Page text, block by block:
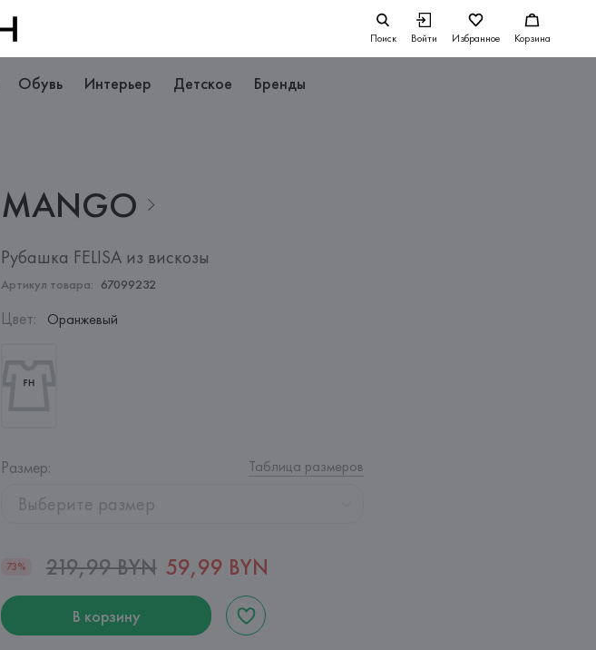
Поиск Войти Избранное Корзина
Обувь Интерьер Детское Бренды
MANGO
Рубашка FELISA из вискозы
Артикул товара: 67099232
Цвет: Оранжевый
Размер: Таблица размеров
Выберите размер
73% 219,99 BYN 59,99 BYN
В корзину